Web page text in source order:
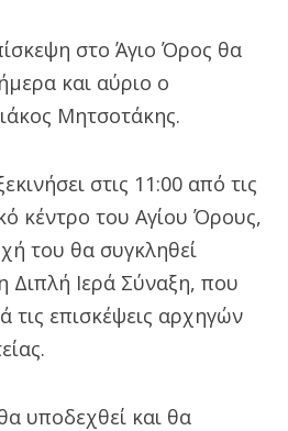
στο Άγιο Όρος θα
και αύριο ο
Μητσοτάκης.
στις 11:00 από τις
κέντρο του Αγίου Όρους,
του θα συγκληθεί
Διπλή Ιερά Σύναξη, που
τις επισκέψεις αρχηγών
υποδεχθεί και θα